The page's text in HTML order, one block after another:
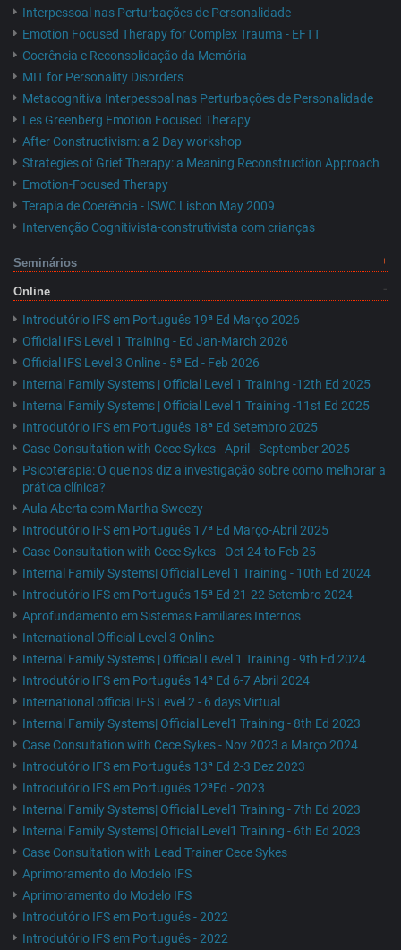
Interpessoal nas Perturbações de Personalidade
Emotion Focused Therapy for Complex Trauma - EFTT
Coerência e Reconsolidação da Memória
MIT for Personality Disorders
Metacognitiva Interpessoal nas Perturbações de Personalidade
Les Greenberg Emotion Focused Therapy
After Constructivism: a 2 Day workshop
Strategies of Grief Therapy: a Meaning Reconstruction Approach
Emotion-Focused Therapy
Terapia de Coerência - ISWC Lisbon May 2009
Intervenção Cognitivista-construtivista com crianças
Seminários
Online
Introdutório IFS em Português 19ª Ed Março 2026
Official IFS Level 1 Training - Ed Jan-March 2026
Official IFS Level 3 Online - 5ª Ed - Feb 2026
Internal Family Systems | Official Level 1 Training -12th Ed 2025
Internal Family Systems | Official Level 1 Training -11st Ed 2025
Introdutório IFS em Português 18ª Ed Setembro 2025
Case Consultation with Cece Sykes - April - September 2025
Psicoterapia: O que nos diz a investigação sobre como melhorar a
prática clínica?
Aula Aberta com Martha Sweezy
Introdutório IFS em Português 17ª Ed Março-Abril 2025
Case Consultation with Cece Sykes - Oct 24 to Feb 25
Internal Family Systems| Official Level 1 Training - 10th Ed 2024
Introdutório IFS em Português 15ª Ed 21-22 Setembro 2024
Aprofundamento em Sistemas Familiares Internos
International Official Level 3 Online
Internal Family Systems | Official Level 1 Training - 9th Ed 2024
Introdutório IFS em Português 14ª Ed 6-7 Abril 2024
International official IFS Level 2 - 6 days Virtual
Internal Family Systems| Official Level1 Training - 8th Ed 2023
Case Consultation with Cece Sykes - Nov 2023 a Março 2024
Introdutório IFS em Português 13ª Ed 2-3 Dez 2023
Introdutório IFS em Português 12ªEd - 2023
Internal Family Systems| Official Level1 Training - 7th Ed 2023
Internal Family Systems| Official Level1 Training - 6th Ed 2023
Case Consultation with Lead Trainer Cece Sykes
Aprimoramento do Modelo IFS
Aprimoramento do Modelo IFS
Introdutório IFS em Português - 2022
Introdutório IFS em Português - 2022